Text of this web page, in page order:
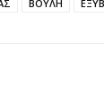
ΒΟΥΛΗ